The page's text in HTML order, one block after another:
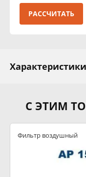
РАССЧИТАТЬ
Характеристики
С ЭТИМ
Фильтр воздушный